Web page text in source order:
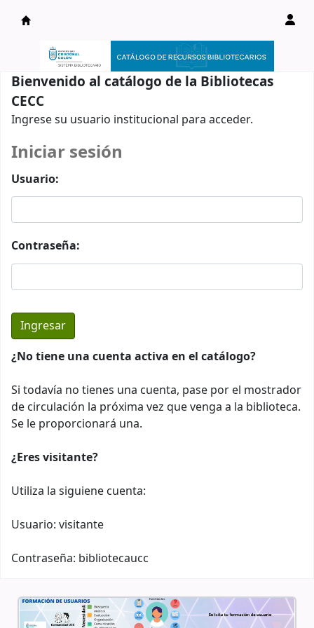
Catálogo en línea
Bienvenido al catálogo de la Bibliotecas
CECC
Ingrese su usuario institucional para acceder.
Iniciar sesión
Usuario:
Contraseña:
¿No tiene una cuenta activa en el catálogo?
Si todavía no tienes una cuenta, pase por el mostrador
de circulación la próxima vez que venga a la biblioteca.
Se le proporcionará una.
¿Eres visitante?
Utiliza la siguiene cuenta:
Usuario: visitante
Contraseña: bibliotecaucc